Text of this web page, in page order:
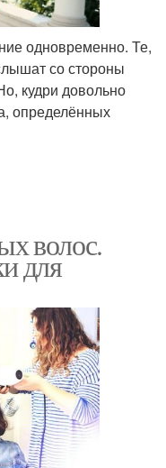
одновременно. Те,
со стороны
кудри довольно
определённых
волос.
для